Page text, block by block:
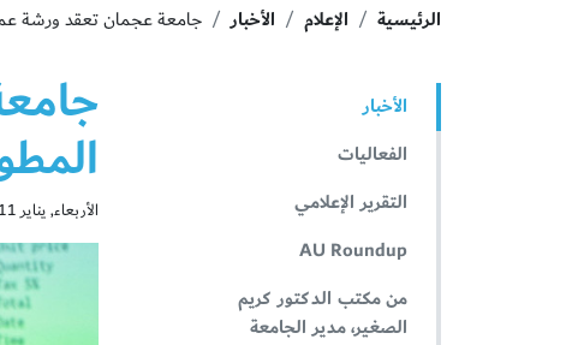
الرئيسية الإعلام الأخبار جامعة عجمان تعقد ورشة
الأخبار
الفعاليات
التقرير الإعلامي
AU Roundup
من مكتب الدكتور كريم
الصغير، مدير الجامعة
الأربعاء, يناير 11, 2023